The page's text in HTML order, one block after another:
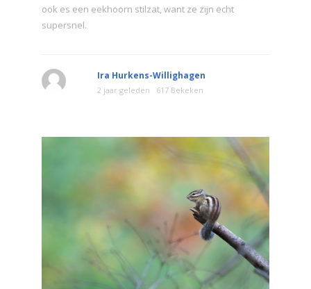
ook es een eekhoorn stilzat, want ze zijn echt
supersnel.
Ira Hurkens-Willighagen
2 jaar geleden 617 Bekeken